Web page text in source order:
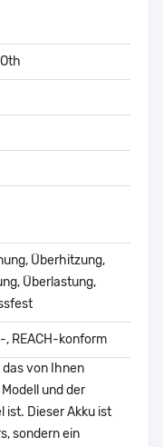
Überhitzung,
Überlastung,
, REACH-konform
das von Ihnen
und der
ist. Dieser Akku ist
sondern ein